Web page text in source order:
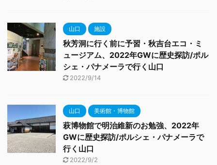
山口 施設
秋芳洞に行く前に予習・秋吉台エコ・ミ
ュージアム、2022年GWに歴史探訪/ポル
シェ・パナメーラで行く山口
2022/9/14
山口 美術館・博物館
萩博物館で明治維新のお勉強、2022年
GWに歴史探訪/ポルシェ・パナメーラで
行く山口
2022/9/2